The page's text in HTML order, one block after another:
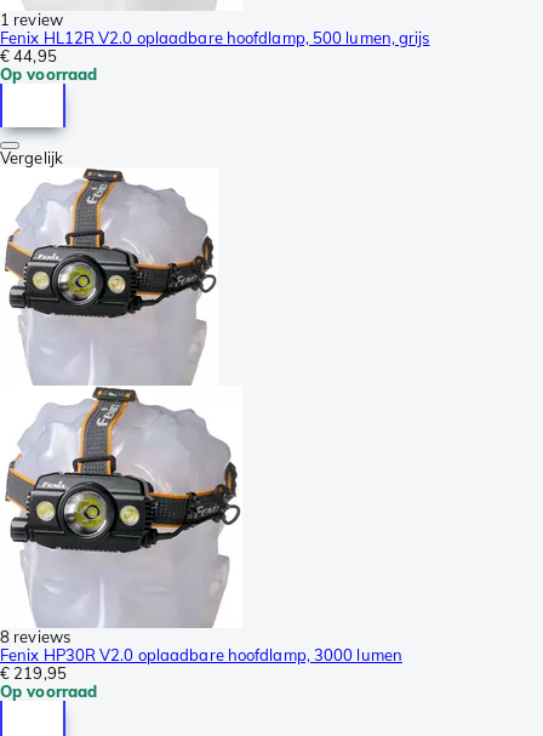
1 review
Fenix HL12R V2.0 oplaadbare hoofdlamp, 500 lumen, grijs
€ 44,95
Op voorraad
Vergelijk
8 reviews
Fenix HP30R V2.0 oplaadbare hoofdlamp, 3000 lumen
€ 219,95
Op voorraad